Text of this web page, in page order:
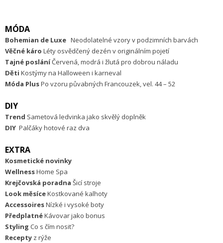
MÓDA
Bohemian de Luxe Neodolatelné vzory v podzimních barvách
Věčné káro Léty osvědčený dezén v originálním pojetí
Tajné posláníČervená, modrá i žlutá pro dobrou náladu
Děti Kostýmy na Halloween i karneval
Móda PlusPo vzoru půvabných Francouzek, vel. 44 – 52
DIY
Trend Sametová ledvinka jako skvělý doplněk
DIY Palčáky hotové raz dva
EXTRA
Kosmetické novinky
WellnessHome Spa
Krejčovská poradna Šicí stroje
Look měsíceKostkované kalhoty
AccessoiresNízké i vysoké boty
PředplatnéKávovar jako bonus
Styling Co s čím nosit?
Recepty z rýže